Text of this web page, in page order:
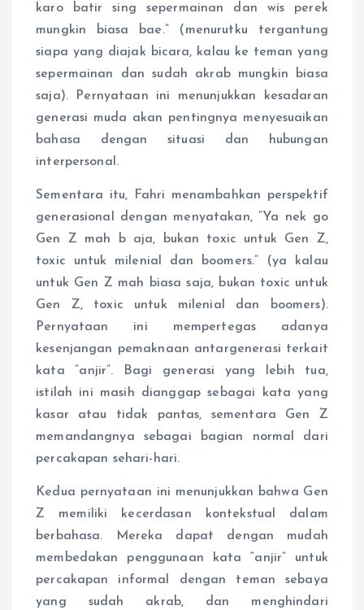
karo batir sing sepermainan dan wis perek
mungkin biasa bae.” (menurutku tergantung
siapa yang diajak bicara, kalau ke teman yang
sepermainan dan sudah akrab mungkin biasa
saja). Pernyataan ini menunjukkan kesadaran
generasi muda akan pentingnya menyesuaikan
bahasa dengan situasi dan hubungan
interpersonal.
Sementara itu, Fahri menambahkan perspektif
generasional dengan menyatakan, “Ya nek go
Gen Z mah b aja, bukan toxic untuk Gen Z,
toxic untuk milenial dan boomers.” (ya kalau
untuk Gen Z mah biasa saja, bukan toxic untuk
Gen Z, toxic untuk milenial dan boomers).
Pernyataan ini mempertegas adanya
kesenjangan pemaknaan antargenerasi terkait
kata “anjir”. Bagi generasi yang lebih tua,
istilah ini masih dianggap sebagai kata yang
kasar atau tidak pantas, sementara Gen Z
memandangnya sebagai bagian normal dari
percakapan sehari-hari.
Kedua pernyataan ini menunjukkan bahwa Gen
Z memiliki kecerdasan kontekstual dalam
berbahasa. Mereka dapat dengan mudah
membedakan penggunaan kata “anjir” untuk
percakapan informal dengan teman sebaya
yang sudah akrab, dan menghindari